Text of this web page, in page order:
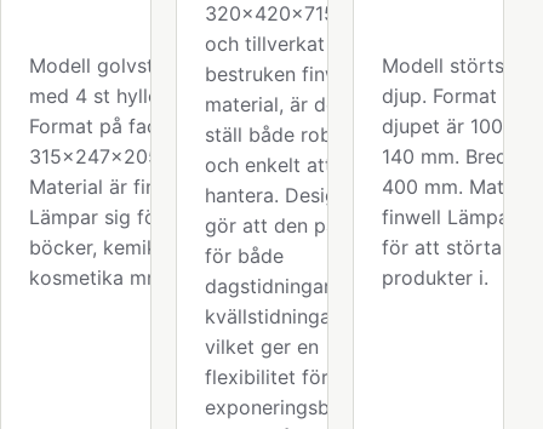
Modell golvställ
med 4 st hyllor.
Format på facket är
315x247x205 mm.
Material är finwell.
Lämpar sig för
böcker, kemikalier,
kosmetika mm.
320x420x715 mm
och tillverkat av lätt
bestruken finwell-
material, är detta
ställ både robust
och enkelt att
hantera. Designen
gör att den passar
för både
dagstidningar och
kvällstidningar,
vilket ger en
flexibilitet för dina
exponeringsbehov.
Modell störtställ
djup. Format på
djupet är 100
140 mm.
400 mm. Material
finwell Lämpar
för att störta
produkter i.